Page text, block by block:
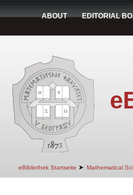
ABOUT EDITORIAL
eBibliothek Startseite ➤ Mathematical